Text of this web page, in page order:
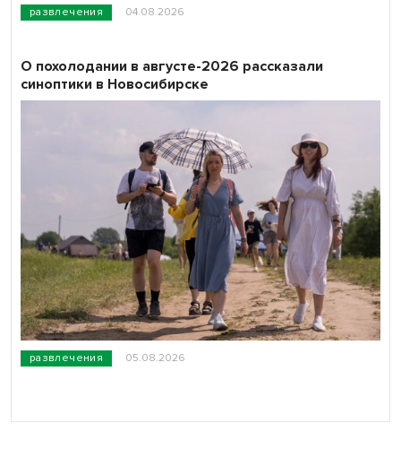
развлечения 04.08.2026
развлечения 05.08.2026
О похолодании в августе-2026 рассказали
синоптики в Новосибирске